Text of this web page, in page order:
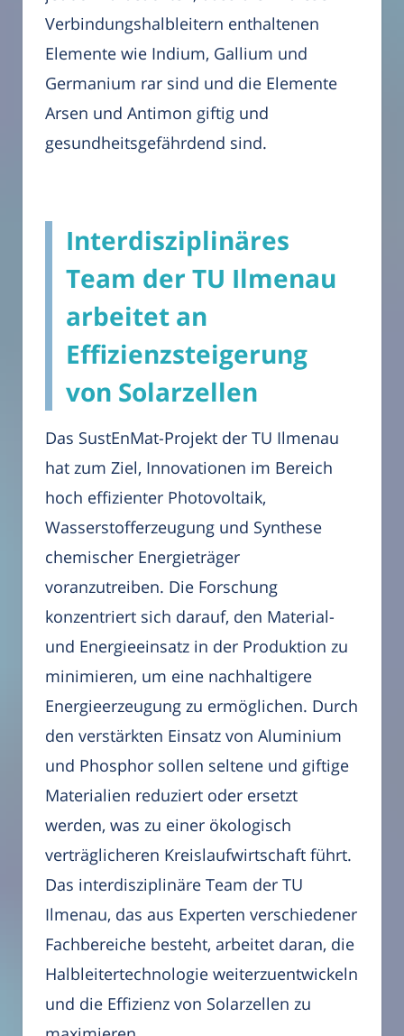
Verbindungshalbleitern enthaltenen
Elemente wie Indium, Gallium und
Germanium rar sind und die Elemente
Arsen und Antimon giftig und
gesundheitsgefährdend sind.
Interdisziplinäres
Team der TU Ilmenau
arbeitet an
Effizienzsteigerung
von Solarzellen
Das SustEnMat-Projekt der TU Ilmenau
hat zum Ziel, Innovationen im Bereich
hoch effizienter Photovoltaik,
Wasserstofferzeugung und Synthese
chemischer Energieträger
voranzutreiben. Die Forschung
konzentriert sich darauf, den Material-
und Energieeinsatz in der Produktion zu
minimieren, um eine nachhaltigere
Energieerzeugung zu ermöglichen. Durch
den verstärkten Einsatz von Aluminium
und Phosphor sollen seltene und giftige
Materialien reduziert oder ersetzt
werden, was zu einer ökologisch
verträglicheren Kreislaufwirtschaft führt.
Das interdisziplinäre Team der TU
Ilmenau, das aus Experten verschiedener
Fachbereiche besteht, arbeitet daran, die
Halbleitertechnologie weiterzuentwickeln
und die Effizienz von Solarzellen zu